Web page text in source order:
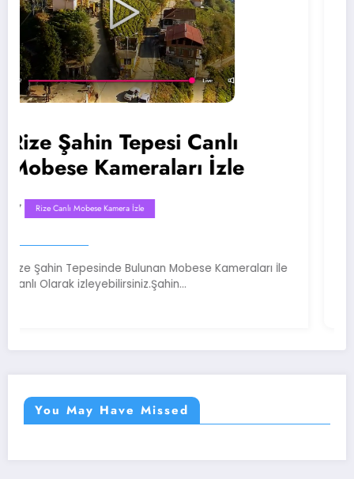
Tepesi Canlı
Kameraları İzle
Mobese Kamera İzle
Tepesinde Bulunan Mobese Kameraları İle
izleyebilirsiniz.Şahin…
Rize Atatürk
You May Have Missed